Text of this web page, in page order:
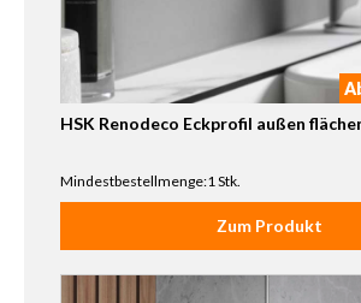
HSK Renodeco Eckprofil außen
Mindestbestellmenge:1 Stk.
Zum Produkt